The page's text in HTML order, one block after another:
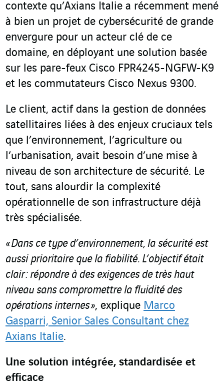
contexte qu’Axians Italie a récemment mené
à bien un projet de cybersécurité de grande
envergure pour un acteur clé de ce
domaine, en déployant une solution basée
sur les pare-feux Cisco FPR4245-NGFW-K9
et les commutateurs Cisco Nexus 9300.
Le client, actif dans la gestion de données
satellitaires liées à des enjeux cruciaux tels
que l’environnement, l’agriculture ou
l’urbanisation, avait besoin d’une mise à
niveau de son architecture de sécurité. Le
tout, sans alourdir la complexité
opérationnelle de son infrastructure déjà
très spécialisée.
« Dans ce type d’environnement, la sécurité est
aussi prioritaire que la fiabilité. L’objectif était
clair : répondre à des exigences de très haut
niveau sans compromettre la fluidité des
opérations internes », explique Marco
Gasparri, Senior Sales Consultant chez
Axians Italie.
Une solution intégrée, standardisée et
efficace